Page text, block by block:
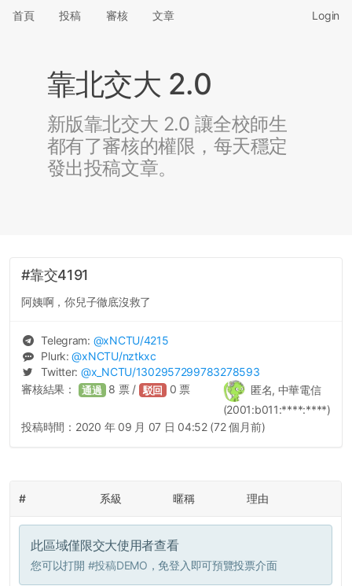
首頁 投稿 審核 文章 Login
靠北交大 2.0
新版靠北交大 2.0 讓全校師生
都有了審核的權限，每天穩定
發出投稿文章。
#靠交4191
阿姨啊，你兒子徹底沒救了
Telegram: @xNCTU/4215
Plurk:@xNCTU/nztkxc
Twitter: @x_NCTU/1302957299783278593
匿名, 中華電信
(2001:b011:****:****)
審核結果： 通過 8 票 / 駁回 0 票
投稿時間： 2020 年 09 月 07 日 04:52 (72 個月前)
# 系級 暱稱 理由
此區域僅限交大使用者查看
您可以打開 #投稿DEMO ，免登入即可預覽投票介面